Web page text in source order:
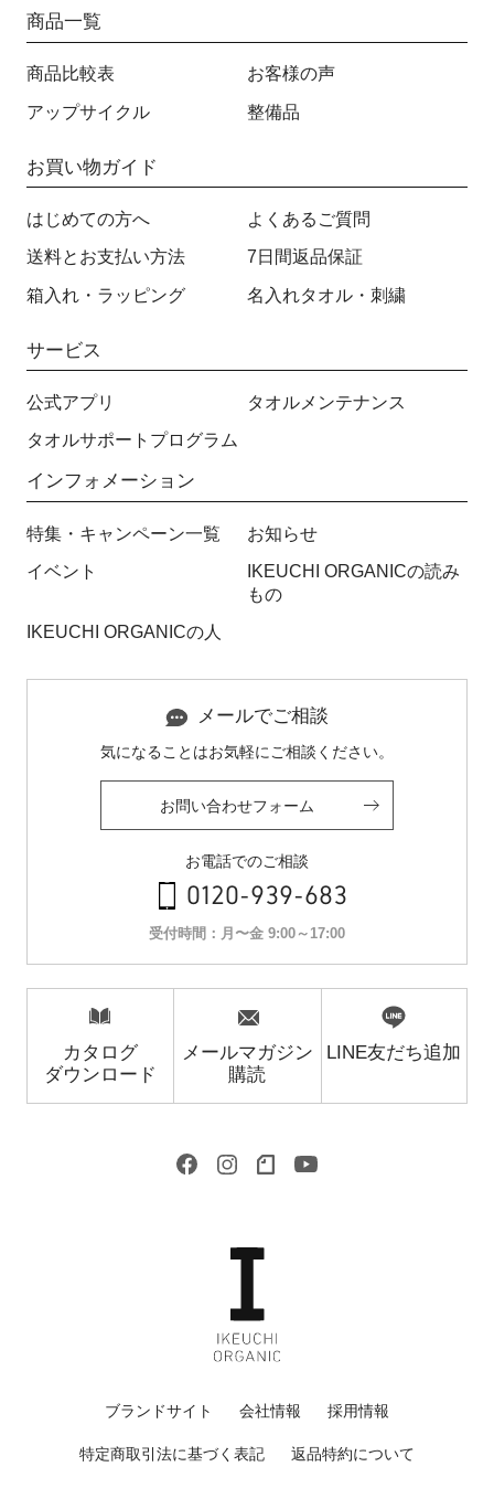
商品一覧
商品比較表 お客様の声
アップサイクル 整備品
お買い物ガイド
はじめての方へ よくあるご質問
送料とお支払い方法 7日間返品保証
箱入れ・ラッピング 名入れタオル・刺繍
サービス
公式アプリ タオルメンテナンス
タオルサポートプログラム
インフォメーション
特集・キャンペーン一覧 お知らせ
イベント
IKEUCHI ORGANICの読み
もの
IKEUCHI ORGANICの人
メールでご相談
気になることはお気軽にご相談ください。
お問い合わせフォーム
お電話でのご相談
0120-939-683
受付時間：月〜金 9:00～17:00
カタログ
ダウンロード
メールマガジン
購読
LINE友だち追加
ブランドサイト 会社情報 採用情報
特定商取引法に基づく表記 返品特約について